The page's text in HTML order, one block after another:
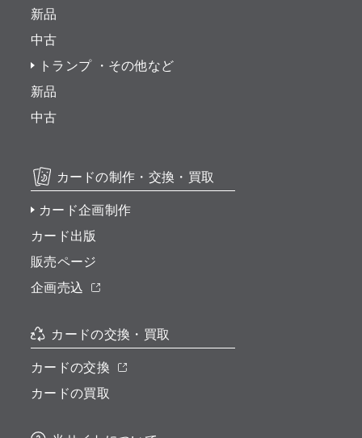
新品
中古
トランプ ・その他など
新品
中古
カードの制作・交換・買取
カード企画制作
カード出版
販売ページ
企画売込
カードの交換・買取
カードの交換
カードの買取